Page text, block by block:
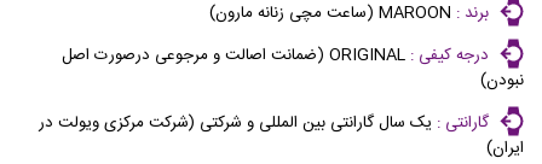
برند : MAROON (ساعت مچی زنانه مارون)
درجه کیفی :
ORIGINAL (ضمانت اصالت و مرجوعی درصورت اصل
نبودن)
گارانتی : یک سال گارانتی بین المللی و شرکتی (شرکت مرکزی ویولت در
ایران)